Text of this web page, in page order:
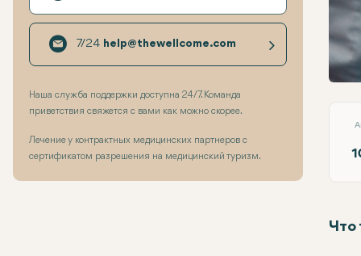
Что
7/24 help@thewellcome.com
Наша служба поддержки доступна 24/7. Команда
приветствия свяжется с вами как можно скорее.
Лечение у контрактных медицинских партнеров с
сертификатом разрешения на медицинский туризм.